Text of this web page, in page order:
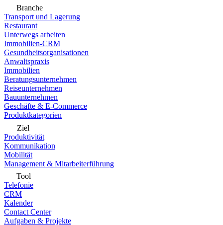
Branche
Transport und Lagerung
Restaurant
Unterwegs arbeiten
Immobilien-CRM
Gesundheitsorganisationen
Anwaltspraxis
Immobilien
Beratungsunternehmen
Reiseunternehmen
Bauunternehmen
Geschäfte & E-Commerce
Produktkategorien
Ziel
Produktivität
Kommunikation
Mobilität
Management & Mitarbeiterführung
Tool
Telefonie
CRM
Kalender
Contact Center
Aufgaben & Projekte